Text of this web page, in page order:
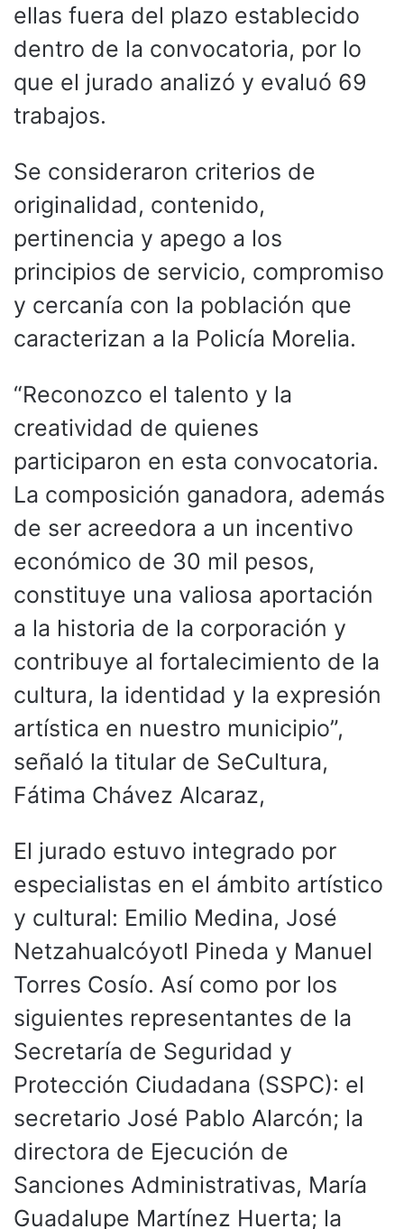
ellas fuera del plazo establecido
dentro de la convocatoria, por lo
que el jurado analizó y evaluó 69
trabajos.
Se consideraron criterios de
originalidad, contenido,
pertinencia y apego a los
principios de servicio, compromiso
y cercanía con la población que
caracterizan a la Policía Morelia.
“Reconozco el talento y la
creatividad de quienes
participaron en esta convocatoria.
La composición ganadora, además
de ser acreedora a un incentivo
económico de 30 mil pesos,
constituye una valiosa aportación
a la historia de la corporación y
contribuye al fortalecimiento de la
cultura, la identidad y la expresión
artística en nuestro municipio”,
señaló la titular de SeCultura,
Fátima Chávez Alcaraz,
El jurado estuvo integrado por
especialistas en el ámbito artístico
y cultural: Emilio Medina, José
Netzahualcóyotl Pineda y Manuel
Torres Cosío. Así como por los
siguientes representantes de la
Secretaría de Seguridad y
Protección Ciudadana (SSPC): el
secretario José Pablo Alarcón; la
directora de Ejecución de
Sanciones Administrativas, María
Guadalupe Martínez Huerta; la